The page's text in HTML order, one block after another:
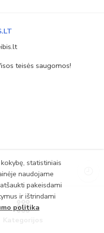
teisės saugomos!
statistiniais
naudojame
pakeisdami
ir ištrindami
politika